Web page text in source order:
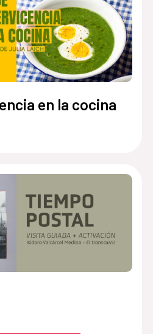
en la cocina